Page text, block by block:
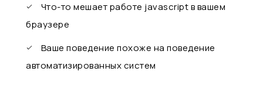
Что-то мешает работе javascript в вашем
браузере
Ваше поведение похоже на поведение
автоматизированных систем